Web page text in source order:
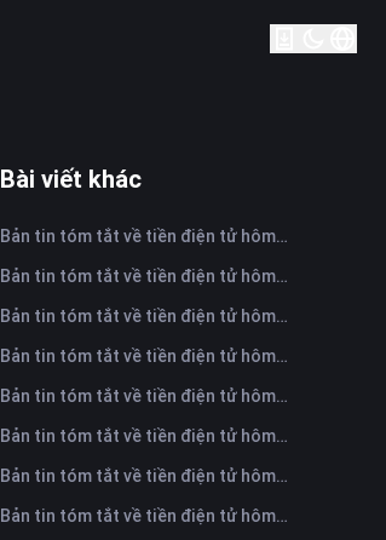
Bài viết khác
Bản tin tóm tắt về tiền điện tử hôm nay trên FameEX | Ngày 7 tháng 8 năm 2026
Bản tin tóm tắt về tiền điện tử hôm nay trên FameEX | Ngày 6 tháng 8 năm 2026
Bản tin tóm tắt về tiền điện tử hôm nay trên FameEX | Ngày 5 tháng 8 năm 2026
Bản tin tóm tắt về tiền điện tử hôm nay trên FameEX | Ngày 4 tháng 8 năm 2026
Bản tin tóm tắt về tiền điện tử hôm nay trên FameEX | Ngày 3 tháng 8 năm 2026
Bản tin tóm tắt về tiền điện tử hôm nay trên FameEX | Ngày 31 tháng 7 năm 2026
Bản tin tóm tắt về tiền điện tử hôm nay trên FameEX | Ngày 30 tháng 7 năm 2026
Bản tin tóm tắt về tiền điện tử hôm nay trên FameEX | Ngày 29 tháng 7 năm 2026